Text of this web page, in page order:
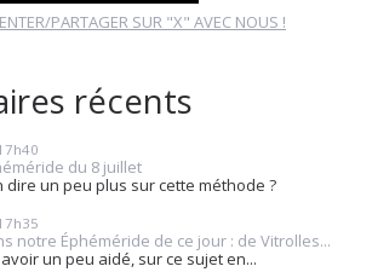
PARTAGER SUR "X" AVEC NOUS !
récents
du 8 juillet
un peu plus sur cette méthode ?
notre Éphéméride de ce jour : de Vitrolles...
un peu aidé, sur ce sujet en...